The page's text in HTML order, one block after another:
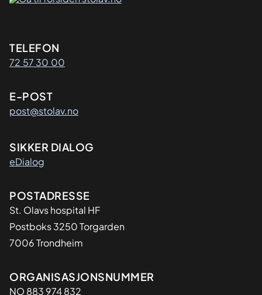
Kontaktinformasjon
TELEFON
72 57 30 00
E-POST
post@stolav.no
SIKKER DIALOG
eDialog
Adresse
POSTADRESSE
St. Olavs hospital HF
Postboks 3250 Torgarden
7006 Trondheim
Organisasjon
ORGANISASJONSNUMMER
NO 883 974 832